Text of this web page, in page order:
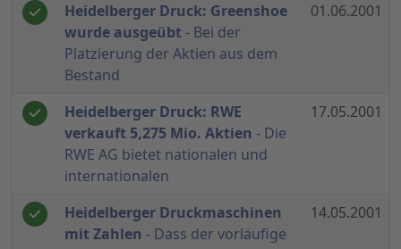
Heidelberger Druck: Greenshoe
wurde ausgeübt - Bei der
Platzierung der Aktien aus dem
Bestand
01.06.2001
Heidelberger Druck: RWE
verkauft 5,275 Mio. Aktien - Die
RWE AG bietet nationalen und
internationalen
17.05.2001
Heidelberger Druckmaschinen
mit Zahlen - Dass der vorläufige
14.05.2001